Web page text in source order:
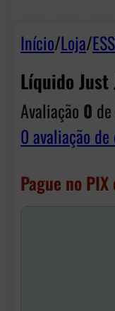
Início/Loja/
Líquido
Avaliação 0
0avaliação
Pague no